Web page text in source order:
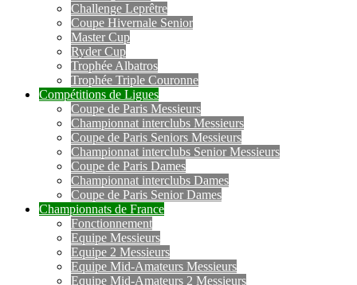
Challenge Leprêtre
Coupe Hivernale Senior
Master Cup
Ryder Cup
Trophée Albatros
Trophée Triple Couronne
Compétitions de Ligues
Coupe de Paris Messieurs
Championnat interclubs Messieurs
Coupe de Paris Seniors Messieurs
Championnat interclubs Senior Messieurs
Coupe de Paris Dames
Championnat interclubs Dames
Coupe de Paris Senior Dames
Championnats de France
Fonctionnement
Equipe Messieurs
Equipe 2 Messieurs
Equipe Mid-Amateurs Messieurs
Equipe Mid-Amateurs 2 Messieurs